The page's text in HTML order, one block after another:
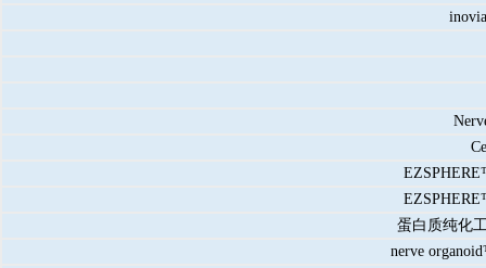
蛋白质纯化
nerve